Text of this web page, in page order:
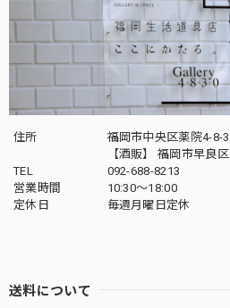
住所
福岡市中央
【酒販】 福岡市早良
TEL
092-688-8213
営業時間
10:30～18:00
定休日
毎週月曜日定休
送料について